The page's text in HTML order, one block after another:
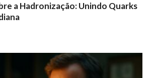
a Hadronização: Unindo Quarks